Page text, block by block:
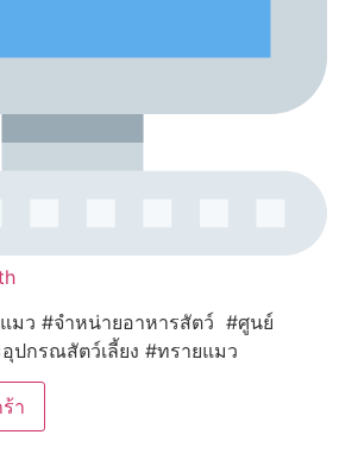
มว #จำหน่ายอาหารสัตว์ #ศูนย์
ปกรณสัตว์เลี้ยง #ทรายแมว
า